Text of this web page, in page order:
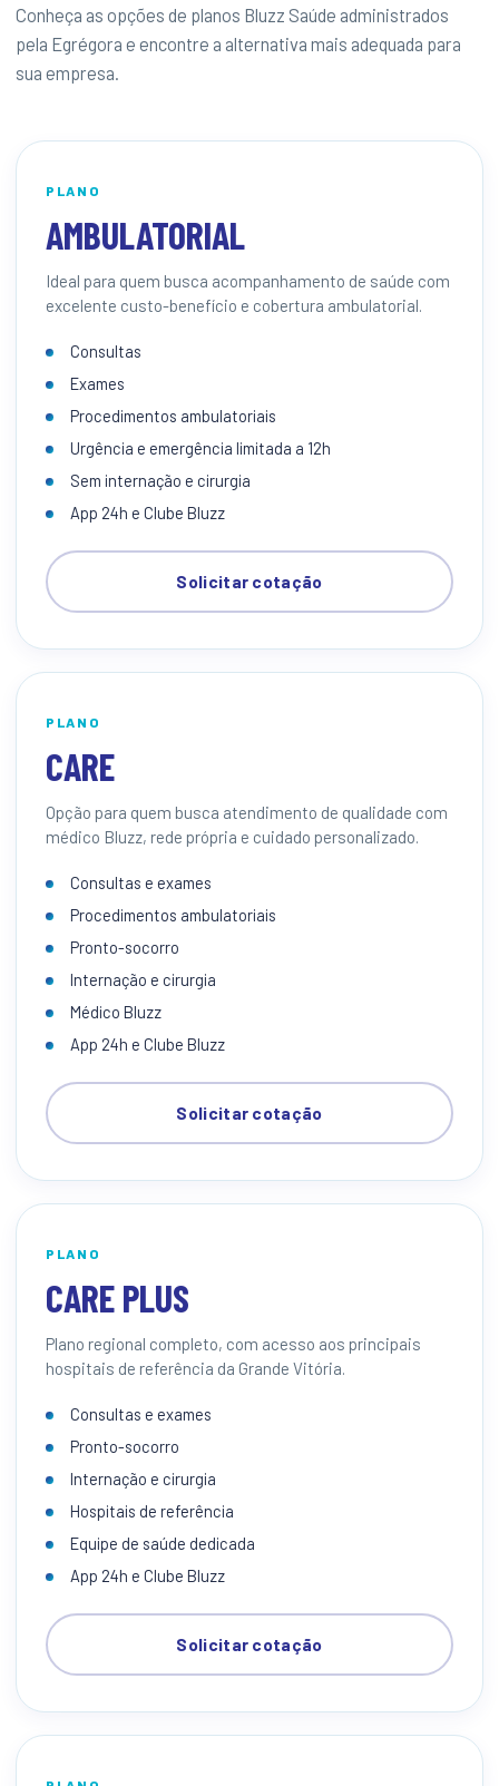
Conheça as opções de planos Bluzz Saúde administrados
pela Egrégora e encontre a alternativa mais adequada para
sua empresa.
PLANO
AMBULATORIAL
Ideal para quem busca acompanhamento de saúde com
excelente custo-benefício e cobertura ambulatorial.
Consultas
Exames
Procedimentos ambulatoriais
Urgência e emergência limitada a 12h
Sem internação e cirurgia
App 24h e Clube Bluzz
Solicitar cotação
PLANO
CARE
Opção para quem busca atendimento de qualidade com
médico Bluzz, rede própria e cuidado personalizado.
Consultas e exames
Procedimentos ambulatoriais
Pronto-socorro
Internação e cirurgia
Médico Bluzz
App 24h e Clube Bluzz
Solicitar cotação
PLANO
CARE PLUS
Plano regional completo, com acesso aos principais
hospitais de referência da Grande Vitória.
Consultas e exames
Pronto-socorro
Internação e cirurgia
Hospitais de referência
Equipe de saúde dedicada
App 24h e Clube Bluzz
Solicitar cotação